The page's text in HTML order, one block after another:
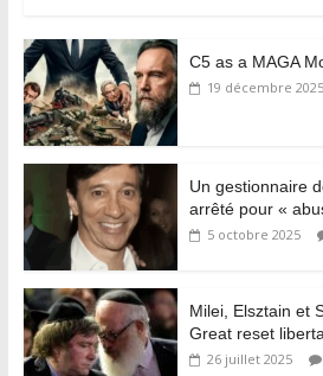
C5 as a MAGA
19 décembre 2025
Un gestionnaire
arrêté pour «
5 octobre 2025
Milei, Elsztain et
Great reset
26 juillet 2025